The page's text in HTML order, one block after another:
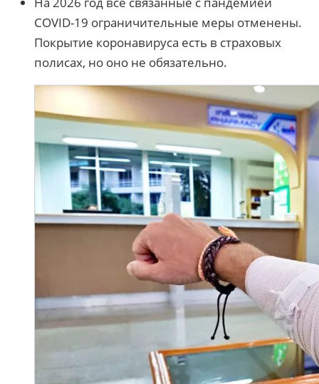
COVID-19 ограничительные меры отменены.
Покрытие коронавируса есть в страховых
полисах, но оно не обязательно.